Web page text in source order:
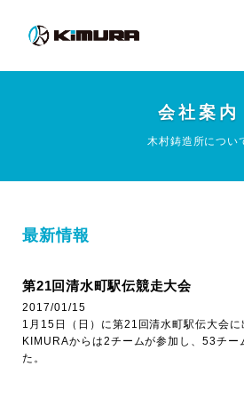
会社案内
木村鋳造所につい
最新情報
第21回清水町駅伝競走大会
2017/01/15
1月15日（日）に第21回清水町駅伝大会に
KIMURAからは2チームが参加し、53チー
た。